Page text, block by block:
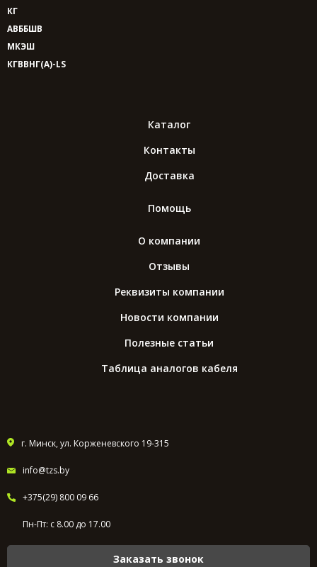
КГ
АВББШВ
МКЭШ
КГВВНГ(A)-LS
Каталог
Контакты
Доставка
Помощь
О компании
Отзывы
Реквизиты компании
Новости компании
Полезные статьи
Таблица аналогов кабеля
г. Минск, ул. Корженевского 19-315
info@tzs.by
+375(29) 800 09 66
Пн-Пт: с 8.00 до 17.00
Заказать звонок